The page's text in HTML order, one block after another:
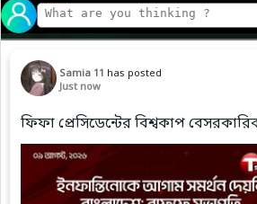
Samia 11 has posted
Just now
ফিফা প্রেসিডেন্টের বিশ্বকাপ